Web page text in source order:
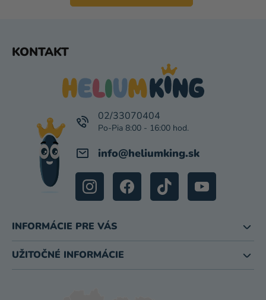
KONTAKT
info@heliumking.sk
02/33070404
INFORMÁCIE PRE VÁS
UŽITOČNÉ INFORMÁCIE